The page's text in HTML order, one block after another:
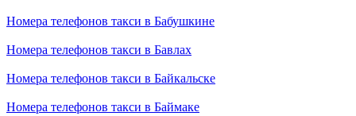
Номера телефонов такси в Бабушкине
Номера телефонов такси в Бавлах
Номера телефонов такси в Байкальске
Номера телефонов такси в Баймаке